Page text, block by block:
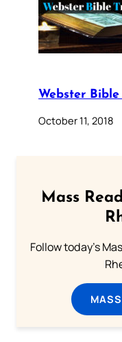
Webster
October 11, 2018
Mass
Follow today's